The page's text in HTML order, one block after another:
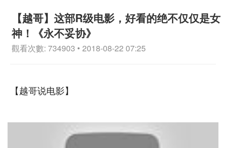
【越哥】这部R级电影，好看的绝不仅仅是女
神！《永不妥协》
觀看次數: 734903 • 2018-08-22 07:25
【越哥说电影】